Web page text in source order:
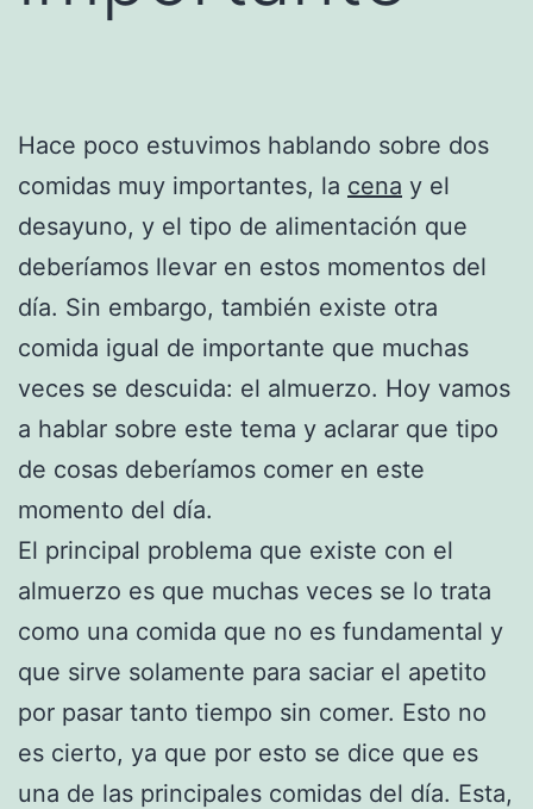
Hace poco estuvimos hablando sobre dos
comidas muy importantes, la cena y el
desayuno, y el tipo de alimentación que
deberíamos llevar en estos momentos del
día. Sin embargo, también existe otra
comida igual de importante que muchas
veces se descuida: el almuerzo. Hoy vamos
a hablar sobre este tema y aclarar que tipo
de cosas deberíamos comer en este
momento del día.
El principal problema que existe con el
almuerzo es que muchas veces se lo trata
como una comida que no es fundamental y
que sirve solamente para saciar el apetito
por pasar tanto tiempo sin comer. Esto no
es cierto, ya que por esto se dice que es
una de las principales comidas del día. Esta,